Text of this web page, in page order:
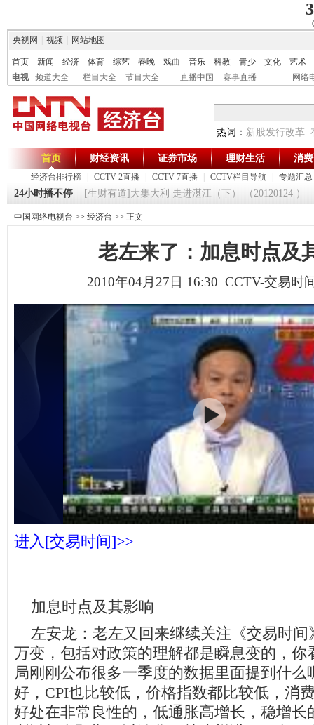
央视网
视频 网站地图
首页 新闻 经济 体育 综艺 春晚 戏曲 音乐 科教 青少 文化
艺术
电视
频道大全 栏目大全 节目大全 直播中国 赛事直播 网络
热词： 新股发行改革
首页
经济台排行榜 CCTV-2直播 CCTV-7直播 CCTV栏目导航 专题汇总
财经资讯 证券市场 理财生活 消
24小时播不停
20120125 [生财有道]大集大利 走进湛江（下） （20120124 ）
中国网络电视台 >> 经济台 >> 正文
老左来了：加息时点及
2010年04月27日 16:30 CCTV-交易时
进入[交易时间]>>
加息时点及其影响
左安龙：老左又回来继续关注《交易时间
万变，包括对政策的理解都是瞬息变的，你
局刚刚公布很多一季度的数据里面提到什么
好，CPI也比较低，价格指数都比较低，消
好处在非常良性的，低通胀高增长，稳增长